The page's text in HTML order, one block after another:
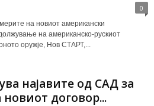
0
на новиот американски
на американско-рускиот
оружје, Нов СТАРТ,...
најавите од САД за
договор...